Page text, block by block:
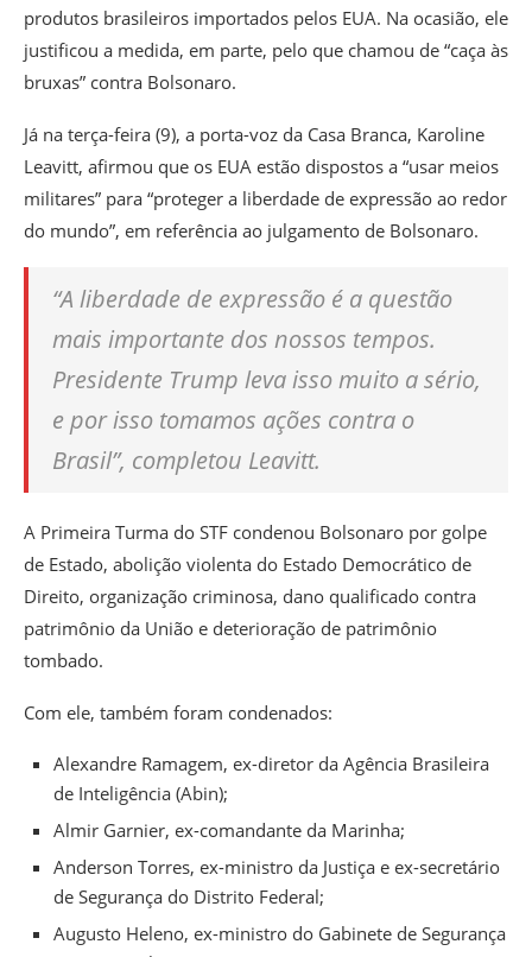
produtos brasileiros importados pelos EUA. Na ocasião, ele
justificou a medida, em parte, pelo que chamou de “caça às
bruxas” contra Bolsonaro.
Já na terça-feira (9), a porta-voz da Casa Branca, Karoline
Leavitt, afirmou que os EUA estão dispostos a “usar meios
militares” para “proteger a liberdade de expressão ao redor
do mundo”, em referência ao julgamento de Bolsonaro.
“A liberdade de expressão é a questão
mais importante dos nossos tempos.
Presidente Trump leva isso muito a sério,
e por isso tomamos ações contra o
Brasil”, completou Leavitt.
A Primeira Turma do STF condenou Bolsonaro por golpe
de Estado, abolição violenta do Estado Democrático de
Direito, organização criminosa, dano qualificado contra
patrimônio da União e deterioração de patrimônio
tombado.
Com ele, também foram condenados:
Alexandre Ramagem, ex-diretor da Agência Brasileira
de Inteligência (Abin);
Almir Garnier, ex-comandante da Marinha;
Anderson Torres, ex-ministro da Justiça e ex-secretário
de Segurança do Distrito Federal;
Augusto Heleno, ex-ministro do Gabinete de Segurança